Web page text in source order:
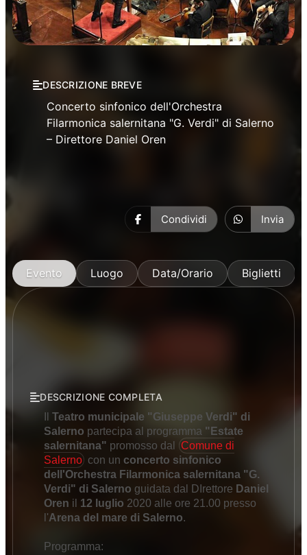
DESCRIZIONE BREVE
Concerto sinfonico dell'Orchestra
Filarmonica salernitana "G. Verdi" di Salerno
– Direttore Daniel Oren
Condividi Invia
Evento Luogo Data/Orario Biglietti
DESCRIZIONE COMPLETA
Teatro municipale "Giuseppe Verdi" di
Salerno partecipa al programma "Estate
salernitana" promosso dal
Comune di
Salerno con un concerto sinfonico
dell'Orchestra Filarmonica salernitana "G.
Verdi" di Salerno guidata dal DIrettore Daniel
Oren il 12 luglio 2020 alle ore 21.00 presso
l'Arena del mare di Salerno.
Programma: